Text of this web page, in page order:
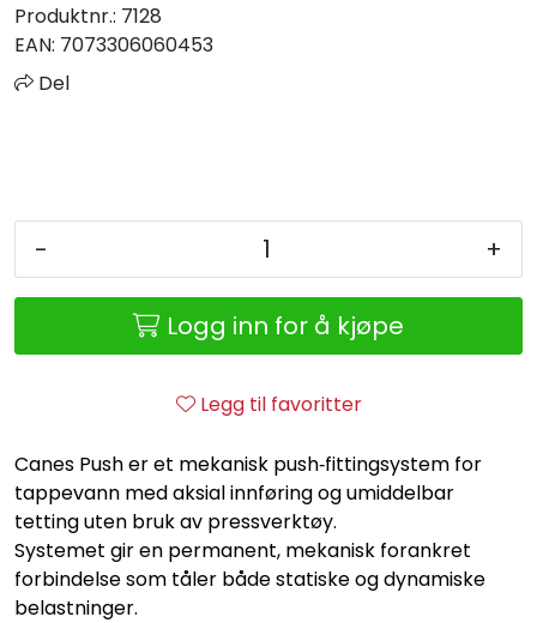
Produktnr.: 7128
EAN: 7073306060453
Del
- +
Logg inn for å kjøpe
Legg til favoritter
Canes Push er et mekanisk push‑fittingsystem for
tappevann med aksial innføring og umiddelbar
tetting uten bruk av pressverktøy.
Systemet gir en permanent, mekanisk forankret
forbindelse som tåler både statiske og dynamiske
belastninger.
Outlet
Retur/reklamasjon